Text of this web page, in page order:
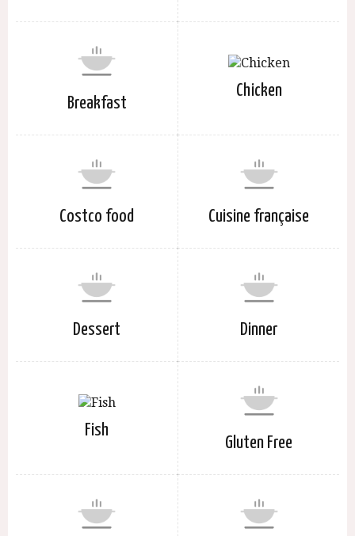
Breakfast
Chicken
Costco food Cuisine française
Dessert Dinner
Fish
Gluten Free